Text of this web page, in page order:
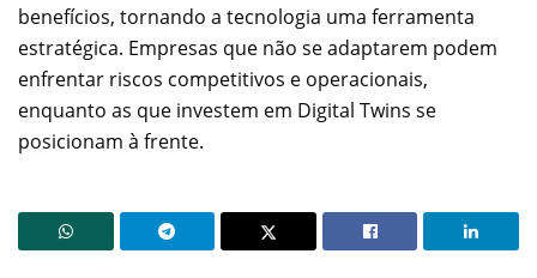
benefícios, tornando a tecnologia uma ferramenta
estratégica. Empresas que não se adaptarem podem
enfrentar riscos competitivos e operacionais,
enquanto as que investem em Digital Twins se
posicionam à frente.